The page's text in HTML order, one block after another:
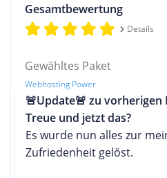
Gesamtbewertung
Details
Gewähltes Paket
Webhosting Power
🚨Update🚨 zu vorherigen
Treue und jetzt das?
Es wurde nun alles zur
Zufriedenheit gelöst.